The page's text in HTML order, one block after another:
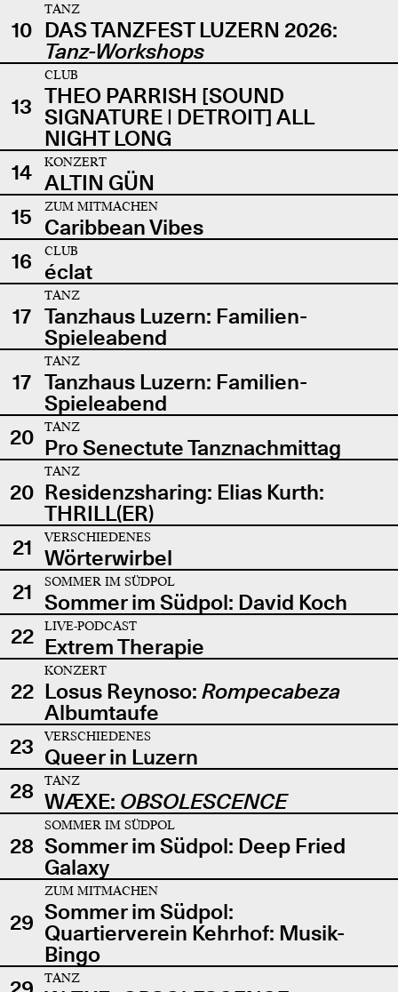
10
TANZ
DAS TANZFEST LUZERN 2026:
Tanz-Workshops
13
CLUB
THEO PARRISH [SOUND
SIGNATURE | DETROIT] ALL
NIGHT LONG
14
KONZERT
ALTIN GÜN
15
ZUM MITMACHEN
Caribbean Vibes
16
CLUB
éclat
17
TANZ
Tanzhaus Luzern: Familien-
Spieleabend
17
TANZ
Tanzhaus Luzern: Familien-
Spieleabend
20
TANZ
Pro Senectute Tanznachmittag
20
TANZ
Residenzsharing: Elias Kurth:
THRILL(ER)
21
VERSCHIEDENES
Wörterwirbel
21
SOMMER IM SÜDPOL
Sommer im Südpol: David Koch
22
LIVE-PODCAST
Extrem Therapie
22
KONZERT
Losus Reynoso: Rompecabeza
Albumtaufe
23
VERSCHIEDENES
Queer in Luzern
28
TANZ
WÆXE: OBSOLESCENCE
28
SOMMER IM SÜDPOL
Sommer im Südpol: Deep Fried
Galaxy
29
ZUM MITMACHEN
Sommer im Südpol:
Quartierverein Kehrhof: Musik-
Bingo
TANZ